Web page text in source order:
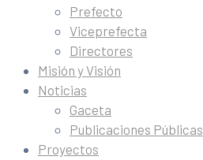
Prefecto
Viceprefecta
Directores
Misión y Visión
Noticias
Gaceta
Publicaciones Públicas
Proyectos